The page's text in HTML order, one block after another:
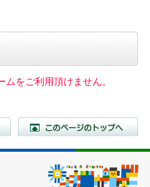
をご利用頂けません。
前のページに戻る